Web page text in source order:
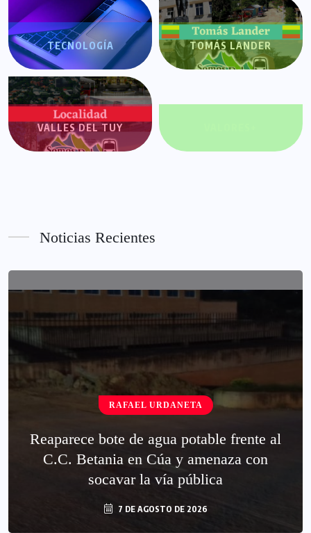
TECNOLOGÍA TOMÁS LANDER
VALLES DEL TUY
Noticias Recientes
RAFAEL URDANETA
Reaparece bote de agua potable frente al
C.C. Betania en Cúa y amenaza con
socavar la vía pública
7 DE AGOSTO DE 2026